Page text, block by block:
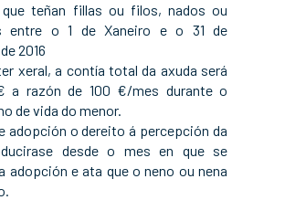
que teñan fillas ou filos, nados ou
entre o 1 de Xaneiro e o 31 de
2016
xeral, a contía total da axuda será
a razón de 100 €/mes durante o
de vida do menor.
adopción o dereito á percepción da
desde o mes en que se
adopción e ata que o neno ou nena